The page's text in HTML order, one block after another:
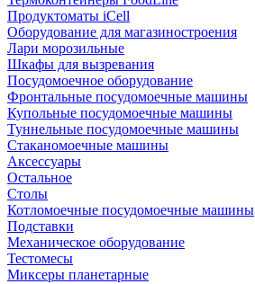
Продуктоматы iCell
Оборудование для магазиностроения
Лари морозильные
Шкафы для вызревания
Посудомоечное оборудование
Фронтальные посудомоечные машины
Купольные посудомоечные машины
Туннельные посудомоечные машины
Стаканомоечные машины
Аксессуары
Остальное
Столы
Котломоечные посудомоечные машины
Подставки
Механическое оборудование
Тестомесы
Миксеры планетарные